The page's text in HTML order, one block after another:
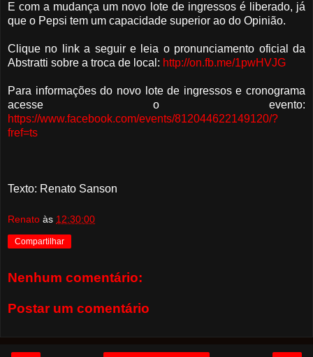
E com a mudança um novo lote de ingressos é liberado, já
que o Pepsi tem um capacidade superior ao do Opinião.
Clique no link a seguir e leia o pronunciamento oficial da
Abstratti sobre a troca de local: http://on.fb.me/1pwHVJG
Para informações do novo lote de ingressos e cronograma
acesse o evento:
https://www.facebook.com/events/812044622149120/?
fref=ts
Texto: Renato Sanson
Renato às 12:30:00
Compartilhar
Nenhum comentário:
Postar um comentário